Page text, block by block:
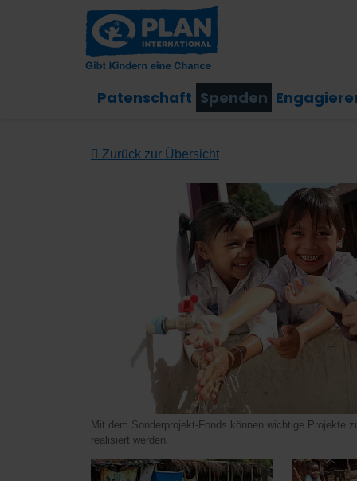
Patenschaft Spenden
Zurück zur Übersicht
Mit dem Sonderprojekt-Fonds können wichtige Projekte
realisiert werden.